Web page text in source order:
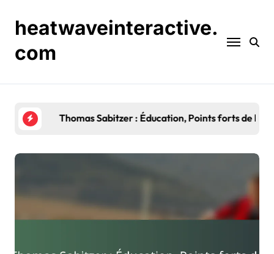
contentheatwaveinteractive.
com
Thomas Sabitzer : Éducation, Points forts de la